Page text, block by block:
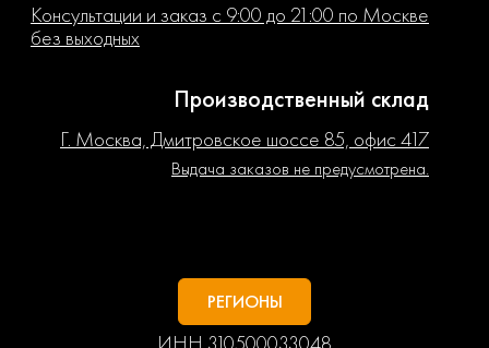
Консультации и заказ с 9:00 до 21:00 по Москве
без выходных
Производственный склад
Г. Москва, Дмитровское шоссе 85, офис 417
Выдача заказов не предусмотрена.
РЕГИОНЫ